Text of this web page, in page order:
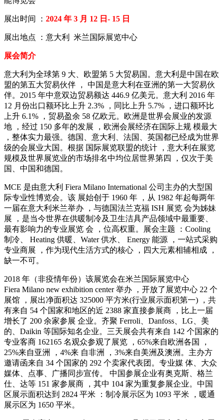
展出时间 ： 2024 年 3 月 12 日- 15 日
展出地点 ：意大利 米兰国际展览中心
展会简介
意大利为全球第 9 大、欧盟第 5 大贸易国。意大利是中国在欧
盟的第五大贸易伙伴 ， 中国是意大利在亚洲的第一大贸易伙
伴。2015 年中意双边贸易额达 446.9 亿美元。意大利 2016 年
12 月份出口额环比上升 2.3% ，同比上升 5.7% ，进口额环比
上升 6.1% ，贸易盈余 58 亿欧元。欧洲是世界会展业的发源
地 ，经过 150 多年的发展 ，欧洲会展经济在国际上规 模最大
，整体实力最强。德国、意大利、法国、英国都已经成为世界
级的会展业大国。根据 国际展览联盟的统计 ，意大利在展览
规模及世界展览业的市场排名中均位居世界第四 ，仅次于美
国、中国和德国。
MCE 是由意大利 Fiera Milano International 公司主办的大型国
际专业性博览会。该 展始创于 1960 年 ，从 1982 年起每两年
一届在意大利米兰举办 ，与德国法兰克福 ISH 展览 会为姊妹
展 ，是当今世界在供暖制冷及卫生洁具产品领域中最重要、
最有影响力的专业展览 会 ，位高权重。展会主题 ：Cooling
制冷、 Heating 供暖、Water 供水、 Energy 能源 ，一站式采购
专业商展 ，作为现代生活方式的核心 ，四大元素相辅相成 ，
缺一不可。
2018 年（非疫情年份）该展览会在米兰国际展览中心
Fiera Milano new exhibition center 举办 ，开放了展览中心 22 个
展馆 ，展出净面积达 325000 平方米(行业展示面积第一) ，共
有来自 54 个国家和地区的近 2388 家直接参展商 ，比上一届
增长了 200 余家参展 企业。齐聚 Ferroli、Danfoss、LG、美
的、Daikin 等国际知名企业。三天展会共有来自 142 个国家的
专业客商 162165 名观众参观了展览 ，65%来自欧洲各国 ，
25%来自亚洲 ，4%来 自非洲 ，3%来自美洲及澳洲。主办方
邀请函来自 34 个国家的 292 个卖家代表团。专业媒 体、大众
媒体、点事、广播同步宣传。 中国参展企业有奥克斯、格兰
仕、达等 151 家参展商 ，其中 104 家为重复参展企业。中国
区展示面积达到 2824 平米 ：制冷展示区为 1093 平米 ，暖通
展示区为 1650 平米。